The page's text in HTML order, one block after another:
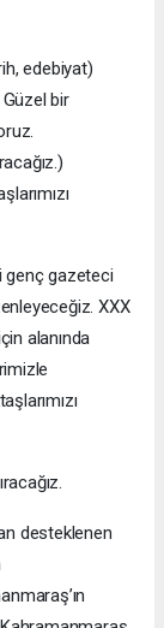
edebiyat)
bir
genç gazeteci
XXX
alanında
desteklenen